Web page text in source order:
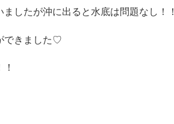
したが沖に出ると水底は問題なし！！
できました♡